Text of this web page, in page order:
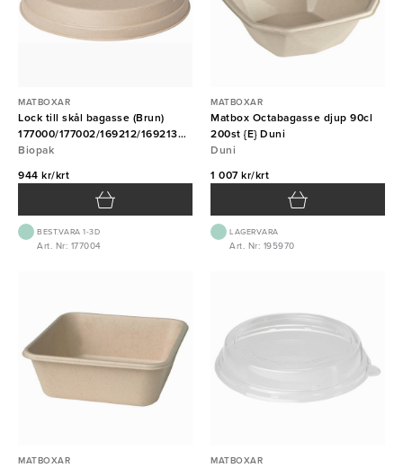
MATBOXAR
Lock till skål bagasse (Brun)
177000/177002/169212/169213
{E} 320st Duni
Biopak
944 kr/krt
BEST.VARA 1-3D
Art. Nr: 177004
MATBOXAR
Matbox Octabagasse djup 90cl
200st {E} Duni
Duni
1 007 kr/krt
LAGERVARA
Art. Nr: 195970
MATBOXAR MATBOXAR